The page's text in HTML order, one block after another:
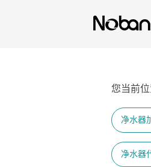
您当前位
净水器
净水器